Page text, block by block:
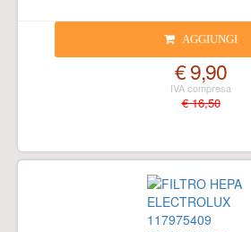
AGGIUNGI
€ 9,90
€ 16,50